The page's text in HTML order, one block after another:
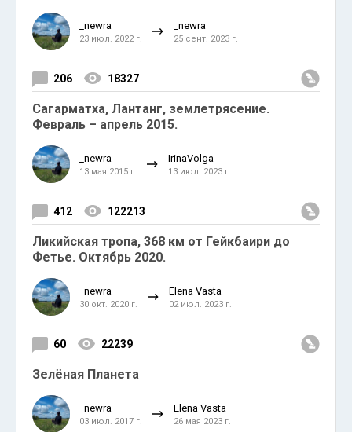
_newra
23 июл. 2022 г.
_newra
25 сент. 2023 г.
206 18327
Сагарматха, Лантанг, землетрясение.
Февраль – апрель 2015.
_newra
13 мая 2015 г.
IrinaVolga
13 июл. 2023 г.
412 122213
Ликийская тропа, 368 км от Гейкбаири до
Фетье. Октябрь 2020.
_newra
30 окт. 2020 г.
Elena Vasta
02 июл. 2023 г.
60 22239
Зелёная Планета
_newra
03 июл. 2017 г.
Elena Vasta
26 мая 2023 г.